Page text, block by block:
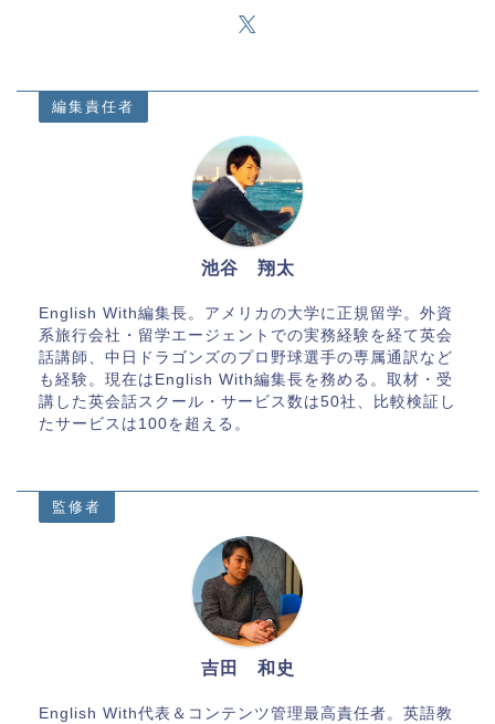
編集責任者
池谷 翔太
English With編集長。アメリカの大学に正規留学。外資
系旅行会社・留学エージェントでの実務経験を経て英会
話講師、中日ドラゴンズのプロ野球選手の専属通訳など
も経験。現在はEnglish With編集長を務める。取材・受
講した英会話スクール・サービス数は50社、比較検証し
たサービスは100を超える。
監修者
吉田 和史
English With代表＆コンテンツ管理最高責任者。英語教